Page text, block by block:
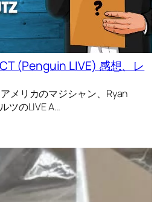
(Penguin LIVE) 感想、レ
メリカのマジシャン、Ryan
ツのLIVE A…